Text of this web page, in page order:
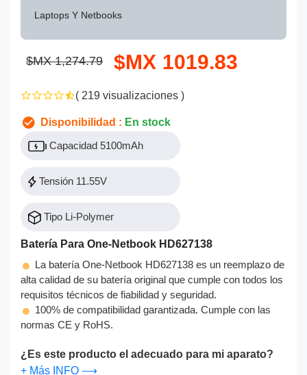
Laptops Y Netbooks
$MX 1,274.79 $MX 1019.83
( 219 visualizaciones )
Disponibilidad : En stock
Capacidad 5100mAh
Tensión 11.55V
Tipo Li-Polymer
Batería Para One-Netbook HD627138
La batería One-Netbook HD627138 es un reemplazo de
alta calidad de su batería original que cumple con todos los
requisitos técnicos de fiabilidad y seguridad.
100% de compatibilidad garantizada. Cumple con las
normas CE y RoHS.
¿Es este producto el adecuado para mi aparato?
+ Más INFO ⟶